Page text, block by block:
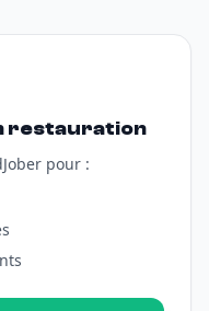
restauration
pour :